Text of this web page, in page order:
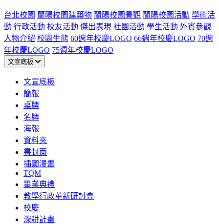
台北校園 蘭陽校園建築物 蘭陽校園景觀 蘭陽校園活動 學術活
動 行政活動 校友活動 傑出表現 社團活動 學生活動 外賓參觀
人物介紹 校園生態 60週年校慶LOGO 66週年校慶LOGO 70週
年校慶LOGO 75週年校慶LOGO
文宣底板
文宣底板
簡報
桌牌
名牌
海報
資料夾
書封面
插圖漫畫
TQM
畢業典禮
教學行政革新研討會
校慶
深耕計畫